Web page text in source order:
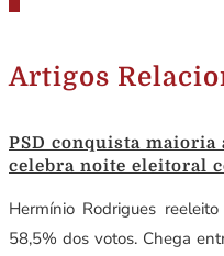
Artigos
PSD conquista maioria
celebra noite eleitoral
Hermínio Rodrigues
58,5% dos votos. Chega